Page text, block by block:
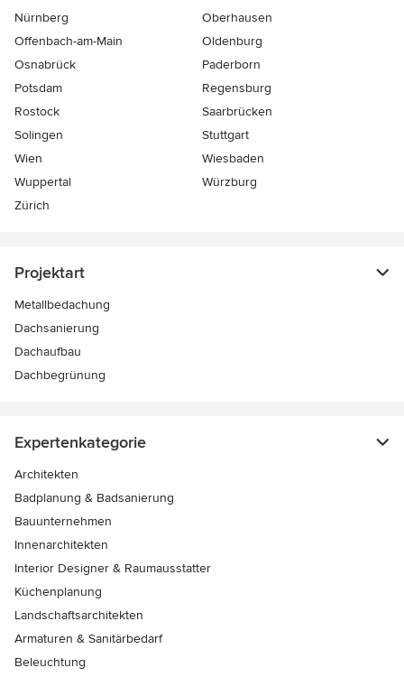
Nürnberg
Oberhausen
Offenbach-am-Main
Oldenburg
Osnabrück
Paderborn
Potsdam
Regensburg
Rostock
Saarbrücken
Solingen
Stuttgart
Wien
Wiesbaden
Wuppertal
Würzburg
Zürich
Projektart
Metallbedachung
Dachsanierung
Dachaufbau
Dachbegrünung
Expertenkategorie
Architekten
Badplanung & Badsanierung
Bauunternehmen
Innenarchitekten
Interior Designer & Raumausstatter
Küchenplanung
Landschaftsarchitekten
Armaturen & Sanitärbedarf
Beleuchtung